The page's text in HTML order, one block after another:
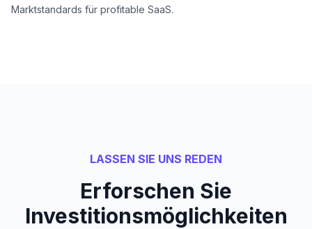
Marktstandards für profitable SaaS.
LASSEN SIE UNS REDEN
Erforschen Sie
Investitionsmöglichkeiten